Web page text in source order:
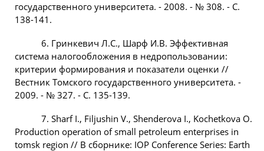
государственного университета. - 2008. - № 308. - С.
138-141.
6. Гринкевич Л.С., Шарф И.В. Эффективная
система налогообложения в недропользовании:
критерии формирования и показатели оценки //
Вестник Томского государственного университета. -
2009. - № 327. - С. 135-139.
7. Sharf I., Filjushin V., Shenderova I., Kochetkova O.
Production operation of small petroleum enterprises in
tomsk region // В сборнике: IOP Conference Series: Earth